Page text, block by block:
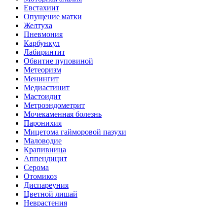
Евстахиит
Опущение матки
Желтуха
Пневмония
Карбункул
Лабиринтит
Обвитие пуповиной
Метеоризм
Менингит
Медиастинит
Мастоидит
Метроэндометрит
Мочекаменная болезнь
Паронихия
Мицетома гайморовой пазухи
Маловодие
Крапивница
Аппендицит
Серома
Отомикоз
Диспареуния
Цветной лишай
Неврастения